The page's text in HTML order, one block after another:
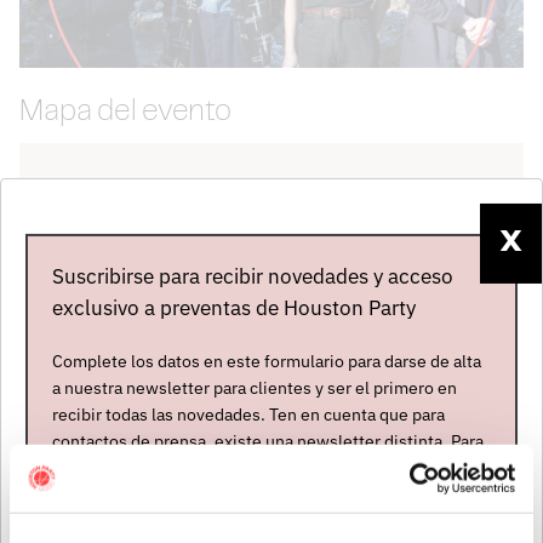
Mapa del evento
Event
X
Suscribirse para recibir novedades y acceso
exclusivo a preventas de Houston Party
Complete los datos en este formulario para darse de alta
a nuestra newsletter para clientes y ser el primero en
recibir todas las novedades. Ten en cuenta que para
contactos de prensa, existe una newsletter distinta. Para
formar parte de ella, envíanos un mensaje a